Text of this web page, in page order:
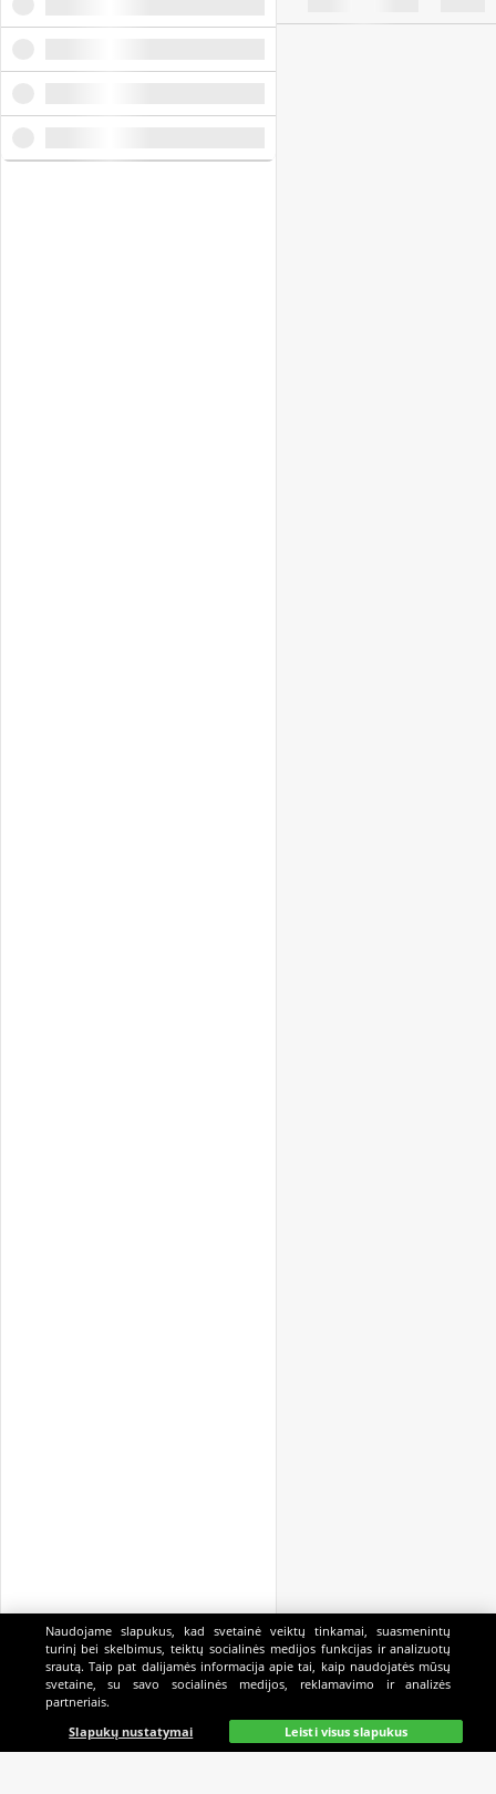
Pagrindinis Gyvai Paieška Mano Kazino
Naudojame slapukus, kad svetainė veiktų tinkamai, suasmenintų
turinį bei skelbimus, teiktų socialinės medijos funkcijas ir analizuotų
srautą. Taip pat dalijamės informacija apie tai, kaip naudojatės mūsų
svetaine, su savo socialinės medijos, reklamavimo ir analizės
partneriais.
Slapukų nustatymai
Leisti visus slapukus